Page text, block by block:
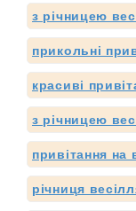
з річницею
прикольні
красиві
з річницею
привітання на
річниця